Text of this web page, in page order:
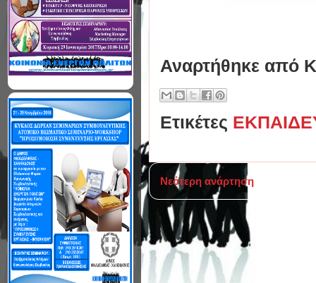
Αναρτήθηκε από
Ετικέτες
Νεότερη ανάρτηση